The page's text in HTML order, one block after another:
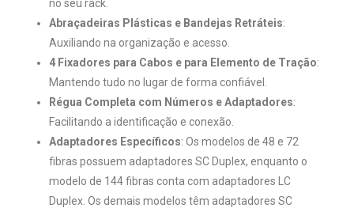
no seu rack.
Abraçadeiras Plásticas e Bandejas Retráteis:
Auxiliando na organização e acesso.
4 Fixadores para Cabos e para Elemento de Tração:
Mantendo tudo no lugar de forma confiável.
Régua Completa com Números e Adaptadores:
Facilitando a identificação e conexão.
Adaptadores Específicos: Os modelos de 48 e 72
fibras possuem adaptadores SC Duplex, enquanto o
modelo de 144 fibras conta com adaptadores LC
Duplex. Os demais modelos têm adaptadores SC